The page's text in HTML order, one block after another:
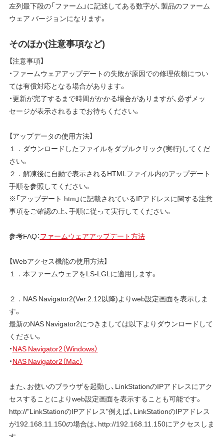
左列最下段の「ファーム」に記述してある数字が、製品のファーム
ウェア バージョンになります。
そのほか(注意事項など)
【注意事項】
・ファームウェアアップデートの失敗が原因での修理依頼につい
ては有償対応となる場合があります。
・更新が完了するまで時間がかかる場合がありますが、必ずメッ
セージが表示されるまでお待ちください。
【アップデータの使用方法】
１．ダウンロードしたファイルをダブルクリック(実行)してくだ
さい。
２．解凍後に自動で表示されるHTMLファイル内のアップデート
手順を参照してください。
※「アップデート.htm」に記載されているIPアドレスに関する注意
事項をご確認の上、手順に従って実行してください。
参考FAQ：ファームウェアアップデート方法
【Webアクセス機能の使用方法】
１．本ファームウェアをLS-LGLに適用します。
２．NAS Navigator2(Ver.2.12以降)よりweb設定画面を表示しま
す。
最新のNAS Navigator2につきましては以下よりダウンロードして
ください。
・NAS Navigator2（Windows）
・NAS Navigator2（Mac）
また、お使いのブラウザを起動し、LinkStationのIPアドレスにアク
セスすることによりweb設定画面を表示することも可能です。
http://"LinkStationのIPアドレス"例えば、LinkStationのIPアドレス
が192.168.11.150の場合は、http://192.168.11.150にアクセスしま